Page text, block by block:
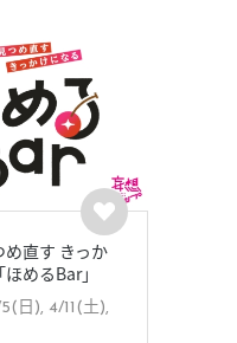
め直す きっか
めるBar」
日), 4/11(土),